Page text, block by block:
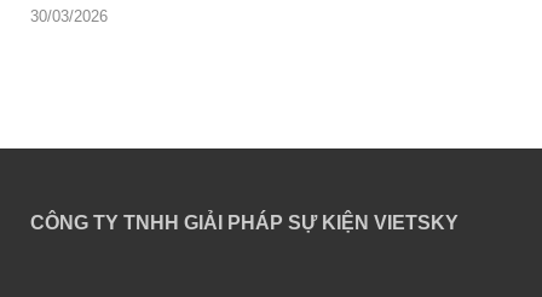
30/03/2026
CÔNG TY TNHH GIẢI PHÁP SỰ KIỆN VIETSKY